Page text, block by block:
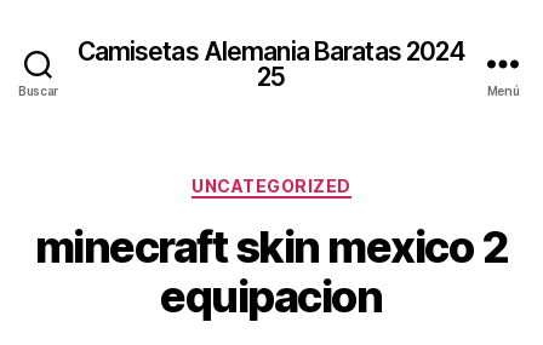
Buscar
Camisetas Alemania Baratas 2024
25
Menú
Categorías
UNCATEGORIZED
minecraft skin mexico 2
equipacion